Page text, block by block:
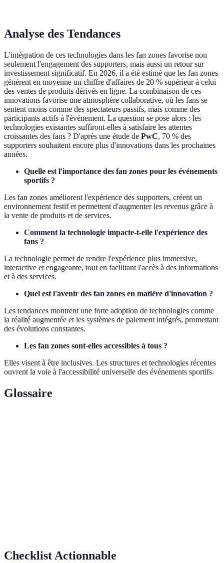
Analyse des Tendances
L'intégration de ces technologies dans les fan zones favorise non
seulement l'engagement des supporters, mais aussi un retour sur
investissement significatif. En 2026, il a été estimé que les fan zones
générent en moyenne un chiffre d'affaires de 20 % supérieur à celui
des ventes de produits dérivés en ligne. La combinaison de ces
innovations favorise une atmosphère collaborative, où les fans se
sentent moins comme des spectateurs passifs, mais comme des
participants actifs à l'événement. La question se pose alors : les
technologies existantes suffiront-elles à satisfaire les attentes
croissantes des fans ? D'après une étude de PwC, 70 % des
supporters souhaitent encore plus d'innovations dans les prochaines
années.
Quelle est l'importance des fan zones pour les événements
sportifs ?
Les fan zones améliorent l'expérience des supporters, créent un
environnement festif et permettent d'augmenter les revenus grâce à
la vente de produits et de services.
Comment la technologie impacte-t-elle l'expérience des
fans ?
La technologie permet de rendre l'expérience plus immersive,
interactive et engageante, tout en facilitant l'accès à des informations
et à des services.
Quel est l'avenir des fan zones en matière d'innovation ?
Les tendances montrent une forte adoption de technologies comme
la réalité augmentée et les systèmes de paiement intégrés, promettant
des évolutions constantes.
Les fan zones sont-elles accessibles à tous ?
Elles visent à être inclusives. Les structures et technologies récentes
ouvrent la voie à l'accessibilité universelle des événements sportifs.
Glossaire
Checklist Actionnable